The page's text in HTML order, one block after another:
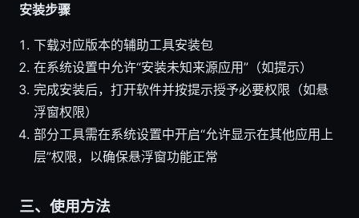
安装步骤
下载对应版本的辅助工具安装包
在系统设置中允许“安装未知来源应用”（如提示）
完成安装后，打开软件并按提示授予必要权限（如悬
浮窗权限）
部分工具需在系统设置中开启“允许显示在其他应用上
层”权限，以确保悬浮窗功能正常
三、使用方法